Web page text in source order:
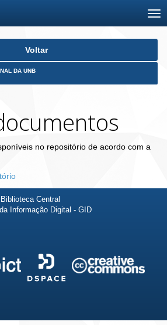
Voltar
DA UNB
no repositório de acordo com a
Central
Informação Digital - GID